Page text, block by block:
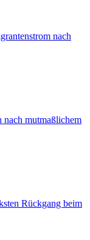
nach
nach mutmaßlichem
Rückgang beim